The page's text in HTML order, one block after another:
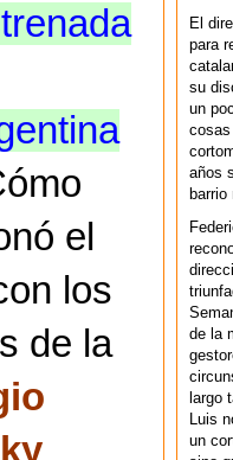
el
los
de la
El
para
su
un
cosas
años
de la
largo
Luis
un